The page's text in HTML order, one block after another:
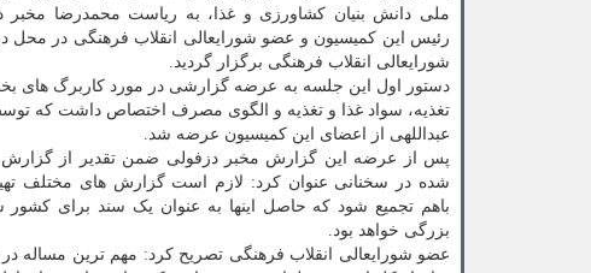
ملی دانش بنیان کشاورزی و غذا، به ریاست محمدرضا مخبر
رئیس این کمیسیون و عضو شورایعالی انقلاب فرهنگی در محل
شورایعالی انقلاب فرهنگی برگزار گردید.
دستور اول این جلسه به عرضه گزارشی در مورد کاربرگ های
تغذیه، سواد غذا و تغذیه و الگوی مصرف اختصاص داشت که
عبداللهی از اعضای این کمیسیون عرضه شد.
پس از عرضه این گزارش مخبر دزفولی ضمن تقدیر از
شده در سخنانی عنوان کرد: لازم است گزارش های مختلف
باهم تجمیع شود که حاصل اینها به عنوان یک سند برای کشور
بزرگی خواهد بود.
عضو شورایعالی انقلاب فرهنگی تصریح کرد: مهم ترین مساله